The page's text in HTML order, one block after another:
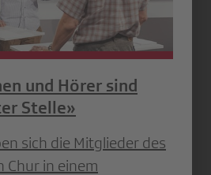
und Hörer sind
Stelle»
sich die Mitglieder des
Chur in einem